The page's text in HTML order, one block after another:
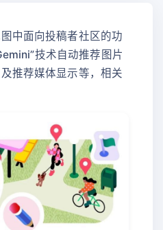
中面向投稿者社区的功
技术自动推荐图片
推荐媒体显示等，相关